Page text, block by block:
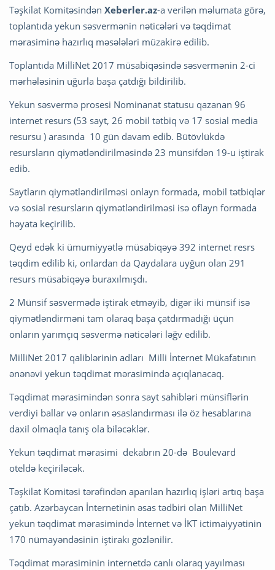
Təşkilat Komitəsindən Xeberler.az-a verilən məlumata görə,
toplantıda yekun səsvermənin nəticələri və təqdimat
mərasiminə hazırlıq məsələləri müzakirə edilib.
Toplantıda MilliNet 2017 müsabiqəsində səsvermənin 2-ci
mərhələsinin uğurla başa çatdığı bildirilib.
Yekun səsvermə prosesi Nominanat statusu qazanan 96
internet resurs (53 sayt, 26 mobil tətbiq və 17 sosial media
resursu ) arasında 10 gün davam edib. Bütövlükdə
resursların qiymətləndirilməsində 23 münsifdən 19-u iştirak
edib.
Saytların qiymətləndirilməsi onlayn formada, mobil tətbiqlər
və sosial resursların qiymətləndirilməsi isə oflayn formada
həyata keçirilib.
Qeyd edək ki ümumiyyətlə müsabiqəyə 392 internet resrs
təqdim edilib ki, onlardan da Qaydalara uyğun olan 291
resurs müsabiqəyə buraxılmışdı.
2 Münsif səsvermədə iştirak etməyib, digər iki münsif isə
qiymətləndirməni tam olaraq başa çatdırmadığı üçün
onların yarımçıq səsvermə nəticələri ləğv edilib.
MilliNet 2017 qaliblərinin adları Milli İnternet Mükafatının
ənənəvi yekun təqdimat mərasimində açıqlanacaq.
Təqdimat mərasimindən sonra sayt sahibləri münsiflərin
verdiyi ballar və onların əsaslandırması ilə öz hesablarına
daxil olmaqla tanış ola biləcəklər.
Yekun təqdimat mərasimi dekabrın 20-də Boulevard
oteldə keçiriləcək.
Təşkilat Komitəsi tərəfindən aparılan hazırlıq işləri artıq başa
çatıb. Azərbaycan İnternetinin əsas tədbiri olan MilliNet
yekun təqdimat mərasimində İnternet və İKT ictimaiyyətinin
170 nümayəndəsinin iştirakı gözlənilir.
Təqdimat mərasiminin internetdə canlı olaraq yayılması